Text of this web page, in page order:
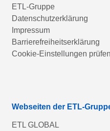
ETL-Gruppe
Datenschutzerklärung
Impressum
Barrierefreiheitserklärung
Cookie-Einstellungen prüfen
Webseiten der ETL-
ETL GLOBAL